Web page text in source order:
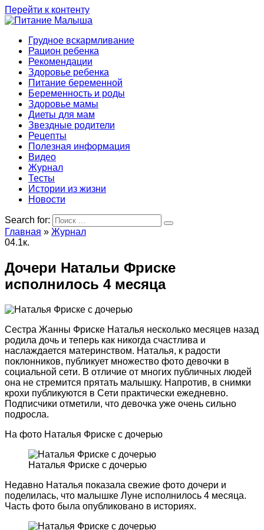
Перейти к контенту
Грудное вскармливание
Рацион ребенка
Рекомендации
Здоровье ребенка
Питание беременной
Беременность и роды
Здоровье мамы
Диеты для мам
Звездные родители
Рецепты
Полезная информация
Видео
Журнал
Тесты
Истории из жизни
Новости
Search for:
Главная » Журнал
04.1к.
Дочери Натальи Фриске
исполнилось 4 месяца
Сестра Жанны Фриске Наталья несколько месяцев назад
родила дочь и теперь как никогда счастлива и
наслаждается материнством. Наталья, к радости
поклонников, публикует множество фото девочки в
социальной сети. В отличие от многих публичных людей
она не стремится прятать малышку. Напротив, в снимки
крохи публикуются в Сети практически ежедневно.
Подписчики отметили, что девочка уже очень сильно
подросла.
На фото Наталья Фриске с дочерью
Наталья Фриске с дочерью
Недавно Наталья показала свежие фото дочери и
поделилась, что малышке Луне исполнилось 4 месяца.
Часть фото была опубликовано в историях.